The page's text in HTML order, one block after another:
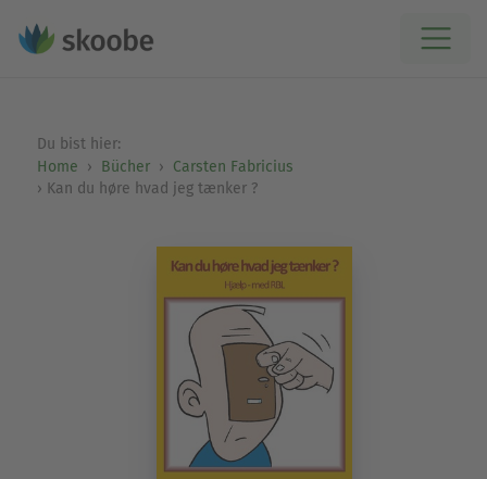
Du bist hier:
Home
Bücher
Carsten Fabricius
Kan du høre hvad jeg tænker ?